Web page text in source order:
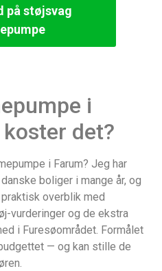
på støjsvag
i
det?
i Farum? Jeg har
boliger i mange år, og
overblik med
vurderinger og de ekstra
i Furesøområdet. Formålet
— og kan stille de